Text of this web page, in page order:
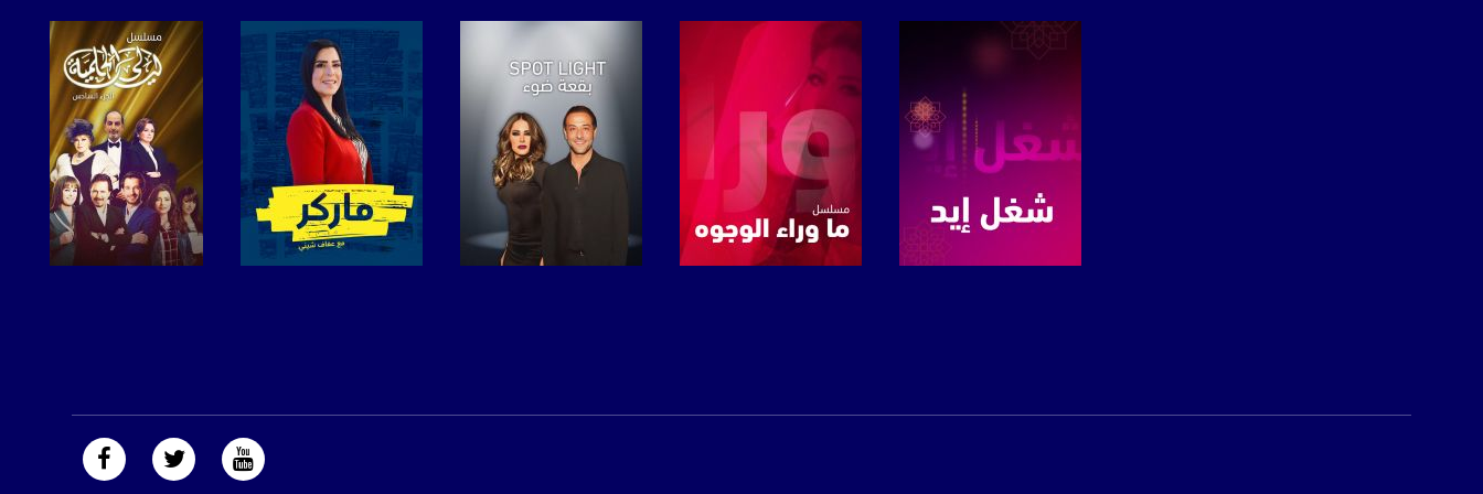
الموقع الالكتروني:
www.musawachannel.com
https://www.facebook.com/musawachannel
تويتر:
https://twitter.com/musawachannel
يوتيوب:
https://www.youtube.com/channel/UCwJbDUmIxc-JX8PX53ek2Zg/feed
غوغل+: